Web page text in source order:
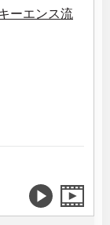
ーエンス流